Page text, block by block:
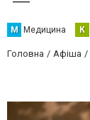
М Медицина К
Головна Афіша